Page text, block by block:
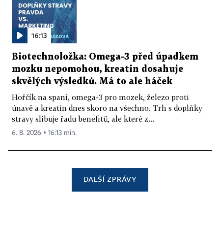
16:13
Biotechnoložka: Omega-3 před úpadkem
mozku nepomohou, kreatin dosahuje
skvělých výsledků. Má to ale háček
Hořčík na spaní, omega-3 pro mozek, železo proti
únavě a kreatin dnes skoro na všechno. Trh s doplňky
stravy slibuje řadu benefitů, ale které z...
6. 8. 2026 ▪ 16:13 min.
DALŠÍ ZPRÁVY